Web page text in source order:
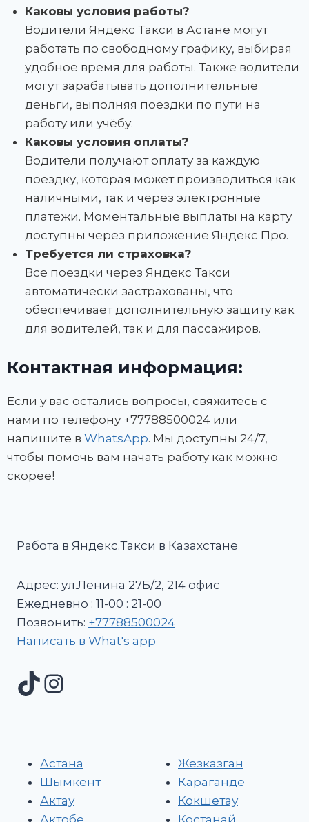
Каковы условия работы?
Водители Яндекс Такси в Астане могут
работать по свободному графику, выбирая
удобное время для работы. Также водители
могут зарабатывать дополнительные
деньги, выполняя поездки по пути на
работу или учёбу.
Каковы условия оплаты?
Водители получают оплату за каждую
поездку, которая может производиться как
наличными, так и через электронные
платежи. Моментальные выплаты на карту
доступны через приложение Яндекс Про.
Требуется ли страховка?
Все поездки через Яндекс Такси
автоматически застрахованы, что
обеспечивает дополнительную защиту как
для водителей, так и для пассажиров.
Контактная информация:
Если у вас остались вопросы, свяжитесь с
нами по телефону +77788500024 или
напишите в WhatsApp. Мы доступны 24/7,
чтобы помочь вам начать работу как можно
скорее!
Работа в Яндекс.Такси в Казахстане
Адрес: ул.Ленина 27Б/2, 214 офис
Ежедневно : 11-00 : 21-00
Позвонить: +77788500024
Написать в What's app
Астана
Шымкент
Актау
Актобе
Жезказган
Караганде
Кокшетау
Костанай